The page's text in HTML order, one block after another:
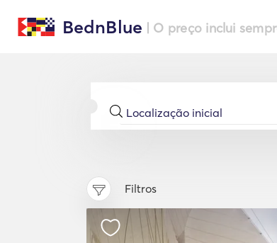
BednBlue | O preço inclui
Filtros